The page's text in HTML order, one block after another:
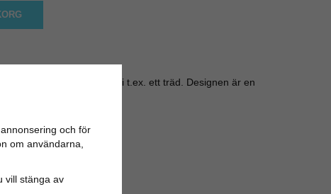
fågelfrön och hänga upp i t.ex. ett träd. Designen är en
och för
om användarna,
vill stänga av